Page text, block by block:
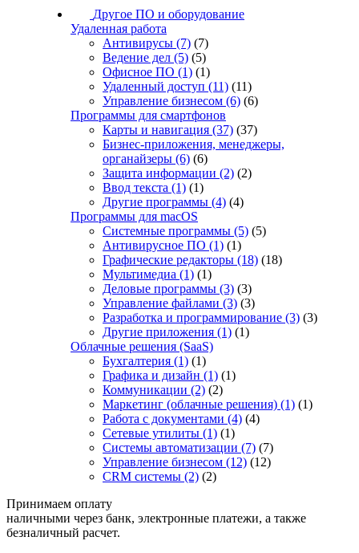
Другое ПО и оборудование
Удаленная работа
Антивирусы (7) (7)
Ведение дел (5) (5)
Офисное ПО (1) (1)
Удаленный доступ (11) (11)
Управление бизнесом (6) (6)
Программы для смартфонов
Карты и навигация (37) (37)
Бизнес-приложения, менеджеры,
органайзеры (6) (6)
Защита информации (2) (2)
Ввод текста (1) (1)
Другие программы (4) (4)
Программы для macOS
Системные программы (5) (5)
Антивирусное ПО (1) (1)
Графические редакторы (18) (18)
Мультимедиа (1) (1)
Деловые программы (3) (3)
Управление файлами (3) (3)
Разработка и программирование (3) (3)
Другие приложения (1) (1)
Облачные решения (SaaS)
Бухгалтерия (1) (1)
Графика и дизайн (1) (1)
Коммуникации (2) (2)
Маркетинг (облачные решения) (1) (1)
Работа с документами (4) (4)
Сетевые утилиты (1) (1)
Системы автоматизации (7) (7)
Управление бизнесом (12) (12)
CRM системы (2) (2)
Принимаем оплату
наличными через банк, электронные платежи, а также
безналичный расчет.